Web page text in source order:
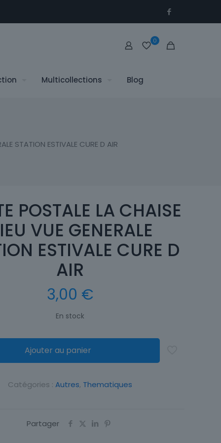
0
Multicollections Blog
STATION ESTIVALE CURE D AIR
POSTALE LA CHAISE
VUE GENERALE
ESTIVALE CURE D
AIR
3,00 €
En stock
Ajouter au panier
Catégories : Autres, Thematiques
Partager